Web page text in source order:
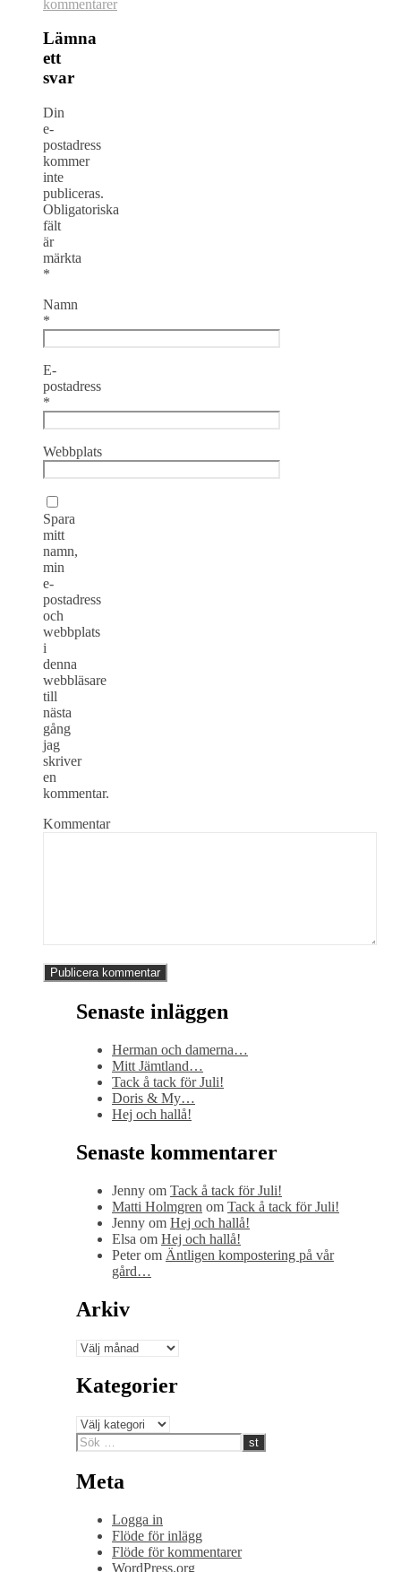
kommentarer
Lämna
ett
svar
Din
e-
postadress
kommer
inte
publiceras.
Obligatoriska
fält
är
märkta
*
Namn
*
E-
postadress
*
Webbplats
Spara
mitt
namn,
min
e-
postadress
och
webbplats
i
denna
webbläsare
till
nästa
gång
jag
skriver
en
kommentar.
Kommentar
Senaste inläggen
Herman och damerna…
Mitt Jämtland…
Tack å tack för Juli!
Doris & My…
Hej och hallå!
Senaste kommentarer
Jenny om Tack å tack för Juli!
Matti Holmgren om Tack å tack för Juli!
Jenny om Hej och hallå!
Elsa om Hej och hallå!
Peterom Äntligen kompostering på vår
gård…
Arkiv
Arkiv
Kategorier
Kategorier
Meta
Logga in
Flöde för inlägg
Flöde för kommentarer
WordPress.org